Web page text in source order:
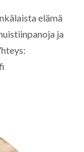
elämä
ja